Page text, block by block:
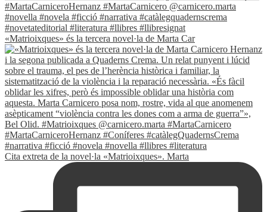
«Matrioixques» és la tercera novel·la de Marta Car
Cita extreta de la novel·la «Matrioixques». Marta